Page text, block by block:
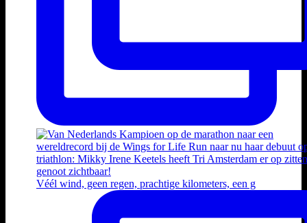
Véél wind, geen regen, prachtige kilometers, een g